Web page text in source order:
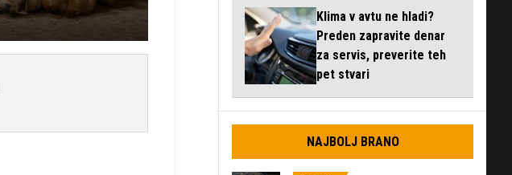
Klima v avtu ne hladi?
Preden zapravite denar
za servis, preverite teh
pet stvari
NAJBOLJ BRANO